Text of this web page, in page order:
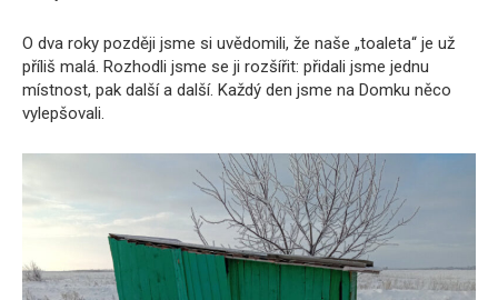
O dva roky později jsme si uvědomili, že naše „toaleta“ je už
příliš malá. Rozhodli jsme se ji rozšířit: přidali jsme jednu
místnost, pak další a další. Každý den jsme na Domku něco
vylepšovali.